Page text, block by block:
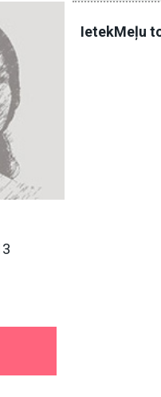
IetekMeļu